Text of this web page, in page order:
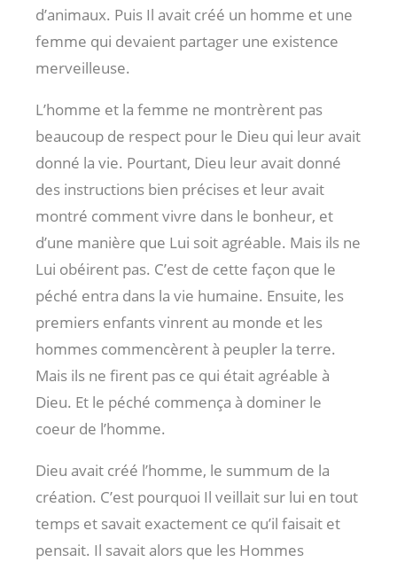
d’animaux. Puis Il avait créé un homme et une
femme qui devaient partager une existence
merveilleuse.
L’homme et la femme ne montrèrent pas
beaucoup de respect pour le Dieu qui leur avait
donné la vie. Pourtant, Dieu leur avait donné
des instructions bien précises et leur avait
montré comment vivre dans le bonheur, et
d’une manière que Lui soit agréable. Mais ils ne
Lui obéirent pas. C’est de cette façon que le
péché entra dans la vie humaine. Ensuite, les
premiers enfants vinrent au monde et les
hommes commencèrent à peupler la terre.
Mais ils ne firent pas ce qui était agréable à
Dieu. Et le péché commença à dominer le
coeur de l’homme.
Dieu avait créé l’homme, le summum de la
création. C’est pourquoi Il veillait sur lui en tout
temps et savait exactement ce qu’il faisait et
pensait. Il savait alors que les Hommes